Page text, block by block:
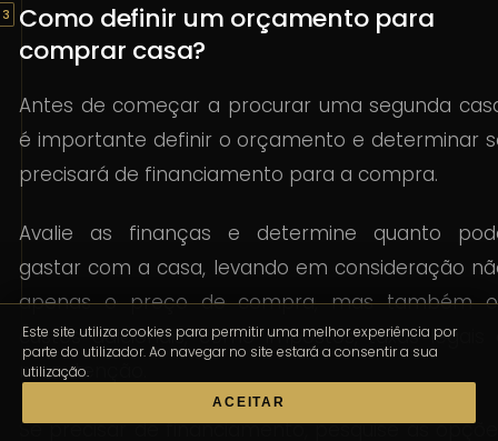
Como definir um orçamento para
comprar casa?
Antes de começar a procurar uma segunda
é importante definir o orçamento e determinar
precisará de financiamento para a compra.
Avalie as finanças e determine quanto
gastar com a casa, levando em consideração
apenas o preço de compra, mas também
custos adicionais, como impostos, taxas legais
manutenção.
Se precisar de financiamento, pesquise as
Este site utiliza cookies para permitir uma melhor experiência por
parte do utilizador. Ao navegar no site estará a consentir a sua
utilização.
ACEITAR